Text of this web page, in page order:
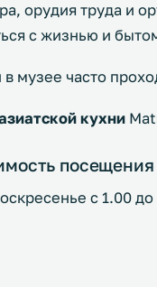
орудия труда и
с жизнью и
музее часто
кухни
посещения
с 1.00